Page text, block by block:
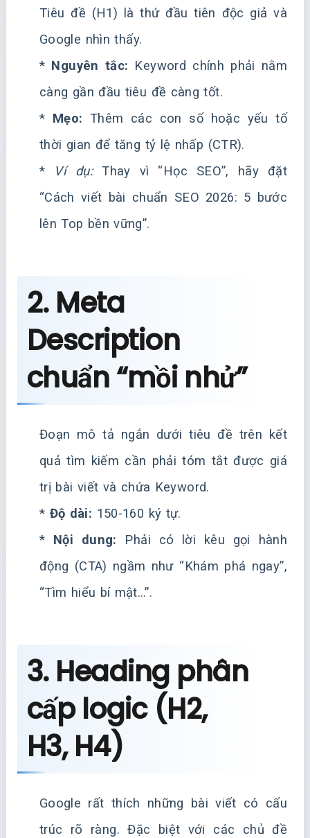
Tiêu đề (H1) là thứ đầu tiên độc giả và
Google nhìn thấy.
* Nguyên tắc: Keyword chính phải nằm
càng gần đầu tiêu đề càng tốt.
* Mẹo: Thêm các con số hoặc yếu tố
thời gian để tăng tỷ lệ nhấp (CTR).
*
Ví dụ:Thay vì “Học SEO”, hãy đặt
“Cách viết bài chuẩn SEO 2026: 5 bước
lên Top bền vững”.
2. Meta
Description
chuẩn “mồi nhử”
Đoạn mô tả ngắn dưới tiêu đề trên kết
quả tìm kiếm cần phải tóm tắt được giá
trị bài viết và chứa Keyword.
* Độ dài: 150-160 ký tự.
* Nội dung: Phải có lời kêu gọi hành
động (CTA) ngầm như “Khám phá ngay”,
“Tìm hiểu bí mật…”.
3. Heading phân
cấp logic (H2,
H3, H4)
Google rất thích những bài viết có cấu
trúc rõ ràng. Đặc biệt với các chủ đề